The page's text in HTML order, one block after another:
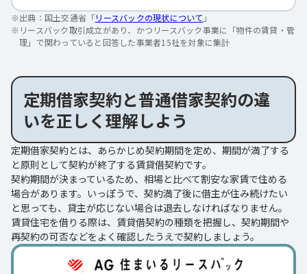
※出典： 国土交通省「リースバックの現状について 」
※ リースバック取引成立があり、かつリースバック事業に「物件の賃貸・管
理」で関わっていると回答した事業者15社を対象に集計
定期借家契約と普通借家契約の違
いを正しく理解しよう
定期借家契約とは、あらかじめ契約期間を定め、期間が満了する
と原則として契約が終了する賃貸借契約です。
契約期間が決まっているため、相場と比べて割安な家賃で住める
場合があります。いっぽうで、契約満了後に借主が住み続けたい
と思っても、貸主が応じない場合は退去しなければなりません。
賃貸住宅を借りる際は、賃貸借契約の種類を把握し、契約期間や
再契約の可否などをよく確認したうえで契約しましょう。